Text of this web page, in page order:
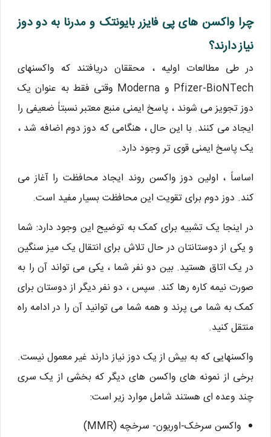
چرا واکسن های پی فایزر بایونتک و مدرنا به دو دوز
نیاز دارند؟
در طی مطالعات اولیه ، محققان دریافتند که واکسنهای
Pfizer-BioNTech و Moderna وقتی فقط به عنوان یک
دوز تجویز می شوند ، پاسخ ایمنی منبع معتبر نسبتاً ضعیفی را
ایجاد می کنند. با این حال ، هنگامی که دوز دوم اضافه شد ،
یک پاسخ ایمنی قوی تر وجود دارد.
اساساً ، اولین دوز واکسن روند ایجاد محافظت را آغاز می
کند. دوز دوم برای تقویت این محافظت بسیار مفید است.
در اینجا یک تشبیه برای کمک به توضیح این وجود دارد: شما
و یکی از دوستانتان در حال تلاش برای انتقال یک میز سنگین
در یک اتاق هستید. بین دو نفر شما ، یکی می تواند آن را به
صورت نیمه کاره رها کند. سپس ، دو نفر دیگر از دوستان برای
کمک به شما می پرند و همه شما می توانید آن را در ادامه راه
منتقل کنید.
واکسنهایی که به بیش از یک دوز نیاز دارند غیر معمول نیست.
برخی از نمونه های واکسن های دیگر که بخشی از یک سری
چند وعده ای هستند شامل موارد زیر است:
واکسن سرخک-اوریون- سرخچه (MMR)